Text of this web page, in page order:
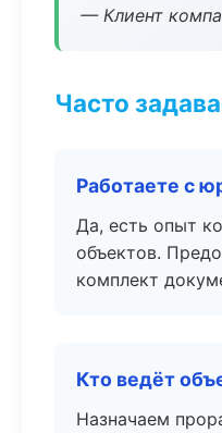
— Клиент
Часто
Работаете с
Да, есть опыт
объектов.
комплект
Кто ведёт
Назначаем